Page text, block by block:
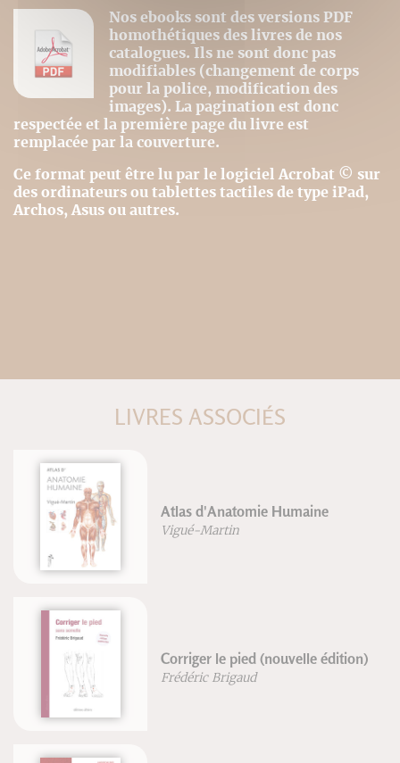
Nos ebooks sont des versions PDF
homothétiques des livres de nos
catalogues. Ils ne sont donc pas
modifiables (changement de corps
pour la police, modification des
images). La pagination est donc
respectée et la première page du livre est
remplacée par la couverture.
Ce format peut être lu par le logiciel Acrobat © sur
des ordinateurs ou tablettes tactiles de type iPad,
Archos, Asus ou autres.
LIVRES ASSOCIÉS
Atlas d'Anatomie Humaine
Vigué-Martin
Corriger le pied (nouvelle édition)
Frédéric Brigaud